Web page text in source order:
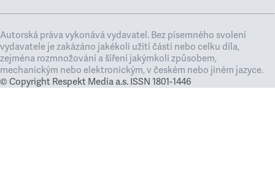
Autorská práva vykonává vydavatel. Bez písemného svolení
vydavatele je zakázáno jakékoli užití částí nebo celku díla,
zejména rozmnožování a šíření jakýmkoli způsobem,
mechanickým nebo elektronickým, v českém nebo jiném jazyce.
© Copyright Respekt Media a.s. ISSN 1801-1446